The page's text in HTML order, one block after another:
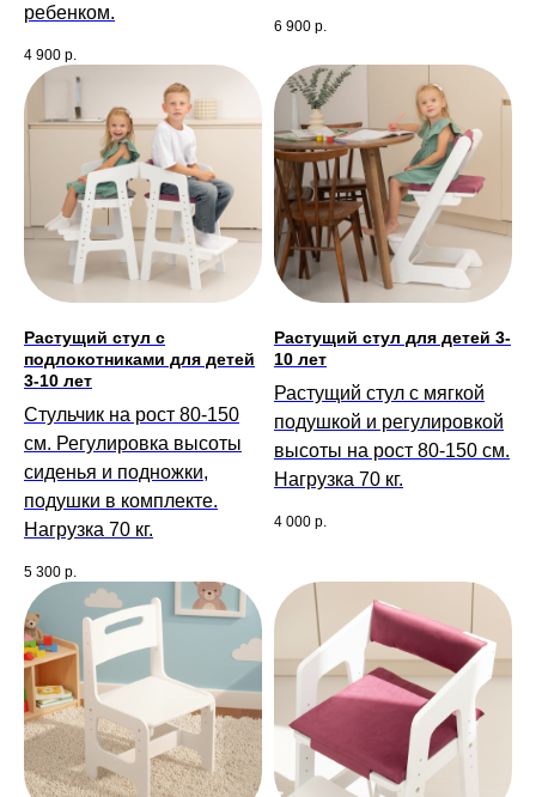
ребенком.
4 900 р.
6 900 р.
Растущий стул с
подлокотниками для детей
3-10 лет
Стульчик на рост 80-150
см. Регулировка высоты
сиденья и подножки,
подушки в комплекте.
Нагрузка 70 кг.
5 300 р.
Растущий стул для детей 3-
10 лет
Растущий стул с мягкой
подушкой и регулировкой
высоты на рост 80-150 см.
Нагрузка 70 кг.
4 000 р.